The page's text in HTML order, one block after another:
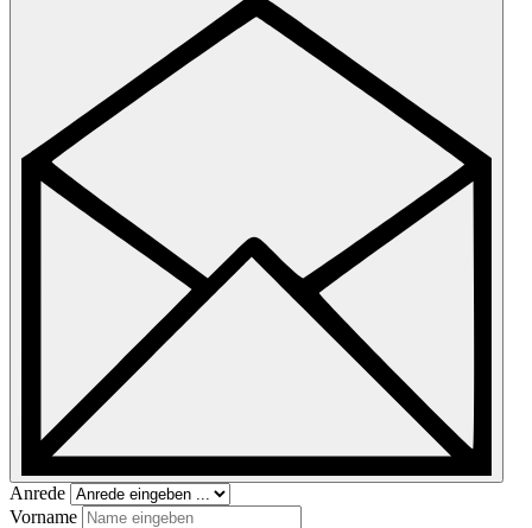
Anrede
Vorname